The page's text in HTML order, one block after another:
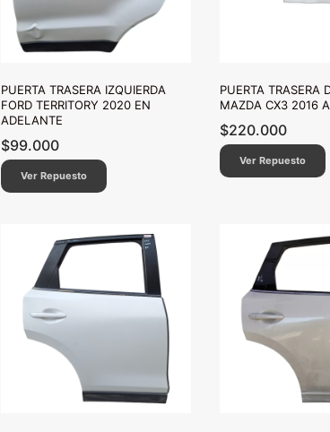
PUERTA TRASERA IZQUIERDA
FORD TERRITORY 2020 EN
ADELANTE
$99.000
Ver Repuesto
PUERTA TRASERA
MAZDA CX3 2016
$220.000
Ver Repuesto